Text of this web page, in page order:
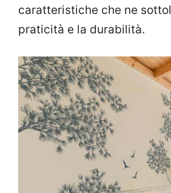
caratteristiche che ne
praticità e la durabilità.